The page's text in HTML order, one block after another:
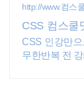
장/24시간 상담
http://www.컴스
CSS 컴스쿨
시 기프티콘!
CSS 인강만
무한반복 전